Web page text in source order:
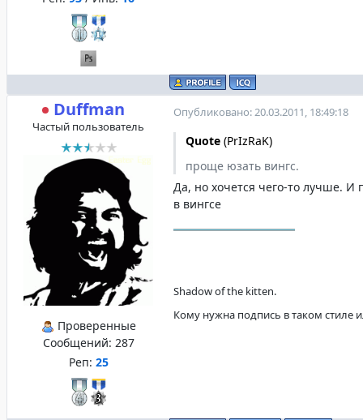
Duffman
Частый пользователь
Проверенные
Сообщений: 287
Реп: 25
Опубликовано: 20.03.2011, 18:49:18
Quote (PrIzRaK)
проще юзать вингс.
Да, но хочется чего-то лучше. И
в вингсе
Shadow of the kitten.
Кому нужна подпись в таком стиле